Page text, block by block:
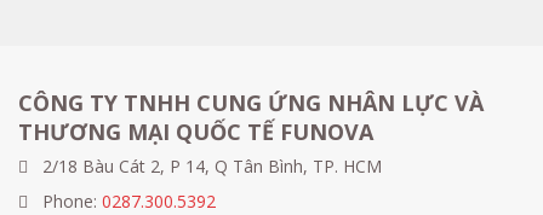
CÔNG TY TNHH CUNG ỨNG NHÂN LỰC VÀ
THƯƠNG MẠI QUỐC TẾ FUNOVA
2/18 Bàu Cát 2, P 14, Q Tân Bình, TP. HCM
Phone: 0287.300.5392